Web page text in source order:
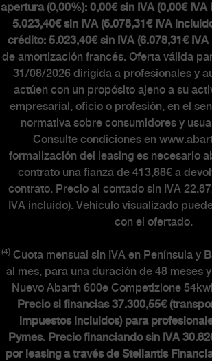
apertura (0,00%): 0,00€ sin IVA (0,00€
5.023,40€ sin IVA (6.078,31€ IVA
crédito: 5.023,40€ sin IVA (6.078,31€
de amortización francés. Oferta válida
31/08/2026 dirigida a profesionales y
actúen con un propósito ajeno a su
empresarial, oficio o profesión, en el
normativa sobre consumidores y
Consulte condiciones en
formalización del leasing es necesario
contrato una fianza de 413,88€ a
contrato. Precio al contado sin IVA
IVA incluido). Vehículo visualizado
con el ofertado.
(4)Cuota mensual sin IVA en Península y
al mes, para una duración de 48 meses
Nuevo Abarth 600e Competizione
Precio si financias 37.300,55€
impuestos incluidos) para
Pymes. Precio financiando sin IVA
por leasing a través de Stellantis